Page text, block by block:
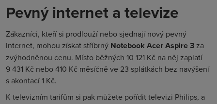
Pevný internet a televize
Zákazníci, kteří si prodlouží nebo sjednají nový pevný
internet, mohou získat stříbrný Notebook Acer Aspire 3 za
zvýhodněnou cenu. Místo běžných 10 121 Kč na něj zaplatí
9 431 Kč nebo 410 Kč měsíčně ve 23 splátkách bez navýšení
s akontací 1 Kč.
K televizním tarifům si pak můžete pořídit televizi Philips, a